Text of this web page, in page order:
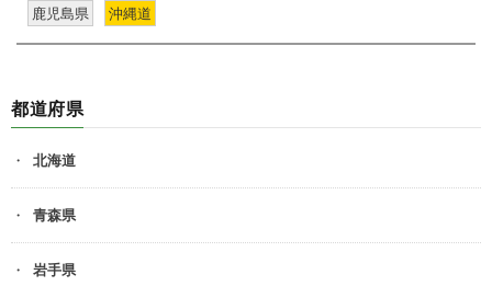
鹿児島県 沖縄道
都道府県
北海道
青森県
岩手県